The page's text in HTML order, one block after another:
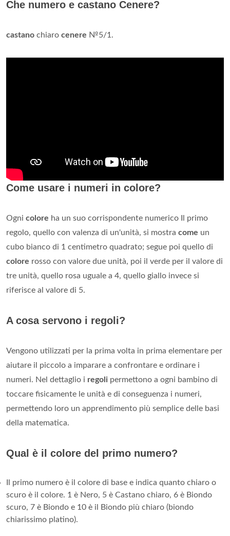
Che numero e castano Cenere?
castano chiaro cenere №5/1.
Come usare i numeri in colore?
Ogni colore ha un suo corrispondente numerico Il primo
regolo, quello con valenza di un'unità, si mostra come un
cubo bianco di 1 centimetro quadrato; segue poi quello di
colore rosso con valore due unità, poi il verde per il valore di
tre unità, quello rosa uguale a 4, quello giallo invece si
riferisce al valore di 5.
A cosa servono i regoli?
Vengono utilizzati per la prima volta in prima elementare per
aiutare il piccolo a imparare a confrontare e ordinare i
numeri. Nel dettaglio i regoli permettono a ogni bambino di
toccare fisicamente le unità e di conseguenza i numeri,
permettendo loro un apprendimento più semplice delle basi
della matematica.
Qual è il colore del primo numero?
Il primo numero è il colore di base e indica quanto chiaro o
scuro è il colore. 1 è Nero, 5 è Castano chiaro, 6 è Biondo
scuro, 7 è Biondo e 10 è il Biondo più chiaro (biondo
chiarissimo platino).